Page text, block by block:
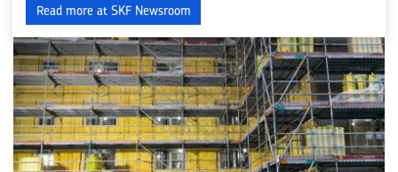
Read more at SKF Newsroom